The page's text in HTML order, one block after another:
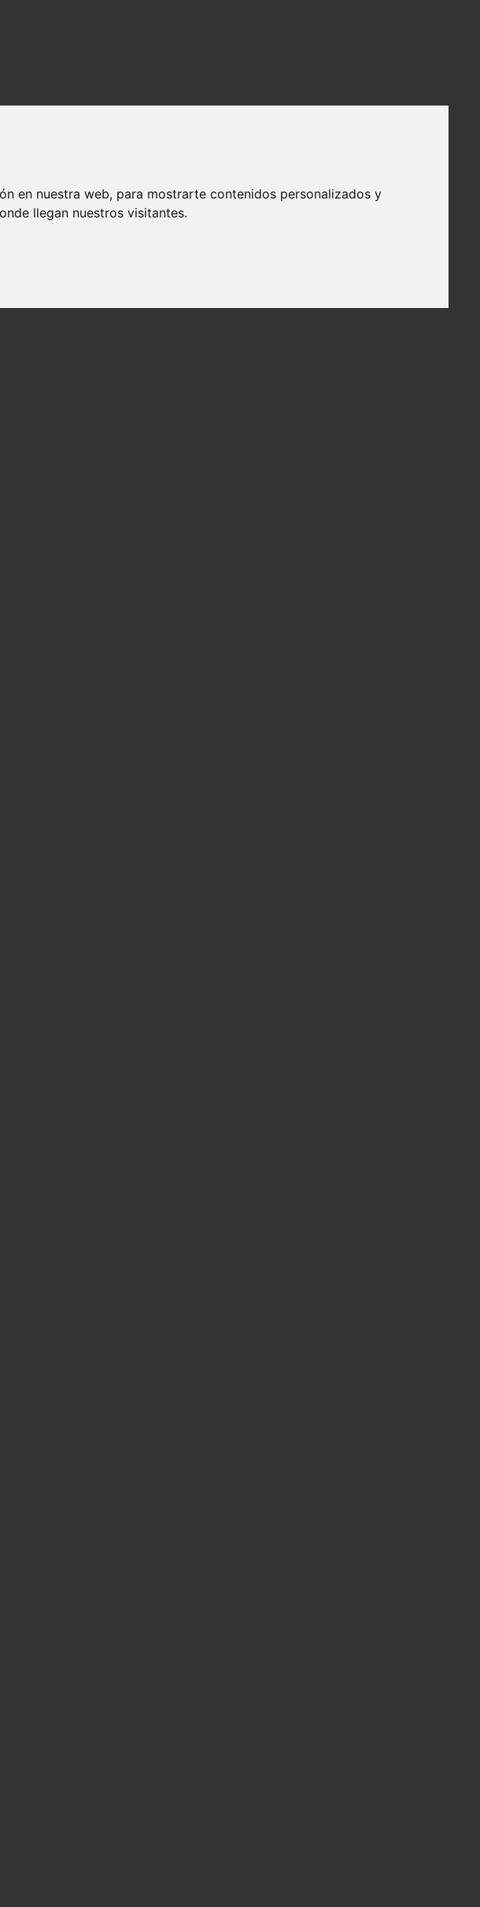
en nuestra web, para mostrarte contenidos personalizados y
llegan nuestros visitantes.